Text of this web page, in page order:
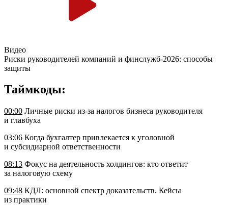
Видео
Риски руководителей компаний и финслужб-2026: способы
защиты
Таймкоды:
00:00 Личные риски из-за налогов бизнеса руководителя
и главбуха
03:06 Когда бухгалтер привлекается к уголовной
и субсидиарной ответственности
08:13 Фокус на деятельность холдингов: кто ответит
за налоговую схему
09:48 КДЛ: основной спектр доказательств. Кейсы
из практики